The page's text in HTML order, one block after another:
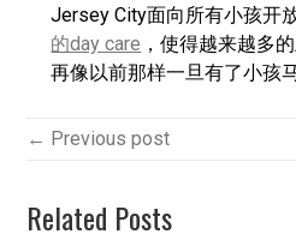
Jersey City面向所有小孩开
的day care ，使得越来越多
再像以前那样一旦有了小孩
← Previous post
Related Posts